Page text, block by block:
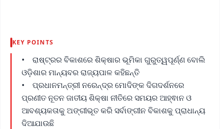
KEY POINTS
• ରାଷ୍ଟ୍ରର ବିକାଶରେ ଶିକ୍ଷାର ଭୂମିକା ଗୁରୁତ୍ୱପୂର୍ଣ୍ଣ ବୋଲି
ଓଡ଼ିଶାର ମାନ୍ୟବର ରାଜ୍ୟପାଳ କହିଛନ୍ତି
• ପ୍ରଧାନମନ୍ତ୍ରୀ ନରେନ୍ଦ୍ର ମୋଦିଙ୍କ ଦିଗଦର୍ଶନରେ
ପ୍ରଣୀତ ନୂତନ ଜାତୀୟ ଶିକ୍ଷା ନୀତିରେ ସମୟର ଆହ୍ଵାନ ଓ
ଆବଶ୍ୟକତାକୁ ଅଙ୍ଗୀଭୂତ କରି ସର୍ବାଙ୍ଗୀନ ବିକାଶକୁ ପ୍ରାଧାନ୍ୟ
ଦିଆଯାଉଛି